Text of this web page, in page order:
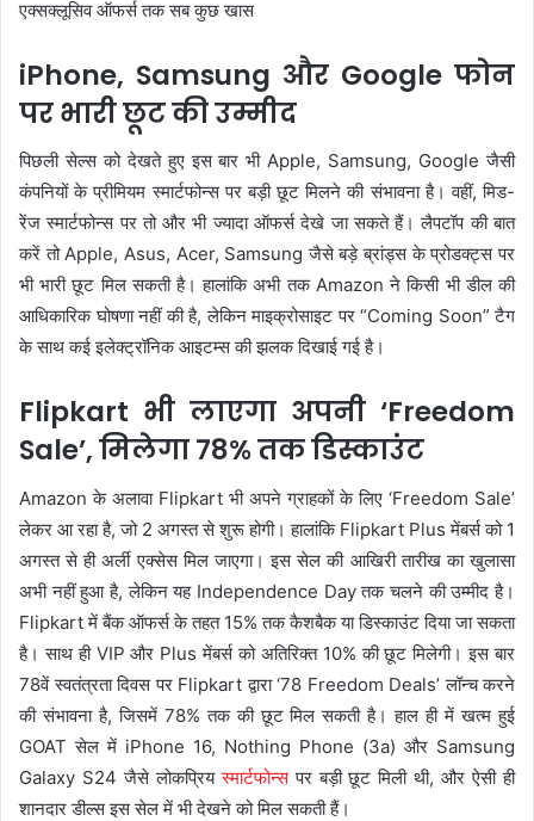
iPhone, Samsung और Google फोन
पर भारी छूट की उम्मीद
पिछली सेल्स को देखते हुए इस बार भी Apple, Samsung, Google जैसी
कंपनियों के प्रीमियम स्मार्टफोन्स पर बड़ी छूट मिलने की संभावना है। वहीं, मिड-
रेंज स्मार्टफोन्स पर तो और भी ज्यादा ऑफर्स देखे जा सकते हैं। लैपटॉप की बात
करें तो Apple, Asus, Acer, Samsung जैसे बड़े ब्रांड्स के प्रोडक्ट्स पर
भी भारी छूट मिल सकती है। हालांकि अभी तक Amazon ने किसी भी डील की
आधिकारिक घोषणा नहीं की है, लेकिन माइक्रोसाइट पर “Coming Soon” टैग
के साथ कई इलेक्ट्रॉनिक आइटम्स की झलक दिखाई गई है।
Flipkart भी लाएगा अपनी ‘Freedom
Sale’, मिलेगा 78% तक डिस्काउंट
Amazon के अलावा Flipkart भी अपने ग्राहकों के लिए ‘Freedom Sale’
लेकर आ रहा है, जो 2 अगस्त से शुरू होगी। हालांकि Flipkart Plus मेंबर्स को 1
अगस्त से ही अर्ली एक्सेस मिल जाएगा। इस सेल की आखिरी तारीख का खुलासा
अभी नहीं हुआ है, लेकिन यह Independence Day तक चलने की उम्मीद है।
Flipkart में बैंक ऑफर्स के तहत 15% तक कैशबैक या डिस्काउंट दिया जा सकता
है। साथ ही VIP और Plus मेंबर्स को अतिरिक्त 10% की छूट मिलेगी। इस बार
78वें स्वतंत्रता दिवस पर Flipkart द्वारा ‘78 Freedom Deals’ लॉन्च करने
की संभावना है, जिसमें 78% तक की छूट मिल सकती है। हाल ही में खत्म हुई
GOAT सेल में iPhone 16, Nothing Phone (3a) और Samsung
Galaxy S24 जैसे लोकप्रियस्मार्टफोन्सपर बड़ी छूट मिली थी, और ऐसी ही
शानदार डील्स इस सेल में भी देखने को मिल सकती हैं।